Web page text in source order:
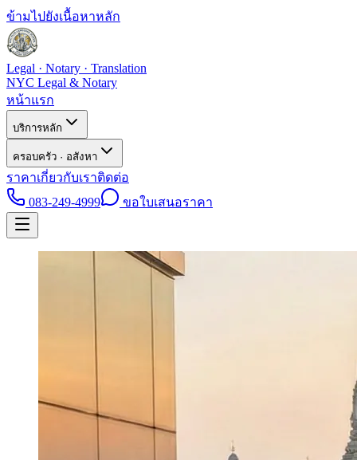
ข้ามไปยังเนื้อหาหลัก
Legal · Notary · Translation
NYC Legal & Notary
หน้าแรก
บริการหลัก
ครอบครัว · อสังหา
ราคาเกี่ยวกับเราติดต่อ
083-249-4999
ขอใบเสนอราคา